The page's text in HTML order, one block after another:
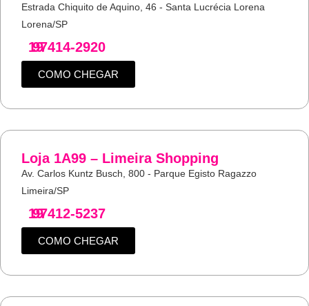
Estrada Chiquito de Aquino, 46 - Santa Lucrécia Lorena
Lorena/SP
19
97414-2920
COMO CHEGAR
Loja 1A99 – Limeira Shopping
Av. Carlos Kuntz Busch, 800 - Parque Egisto Ragazzo
Limeira/SP
19
97412-5237
COMO CHEGAR